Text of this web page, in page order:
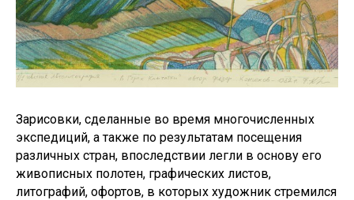
Зарисовки, сделанные во время многочисленных
экспедиций, а также по результатам посещения
различных стран, впоследствии легли в основу его
живописных полотен, графических листов,
литографий, офортов, в которых художник стремился